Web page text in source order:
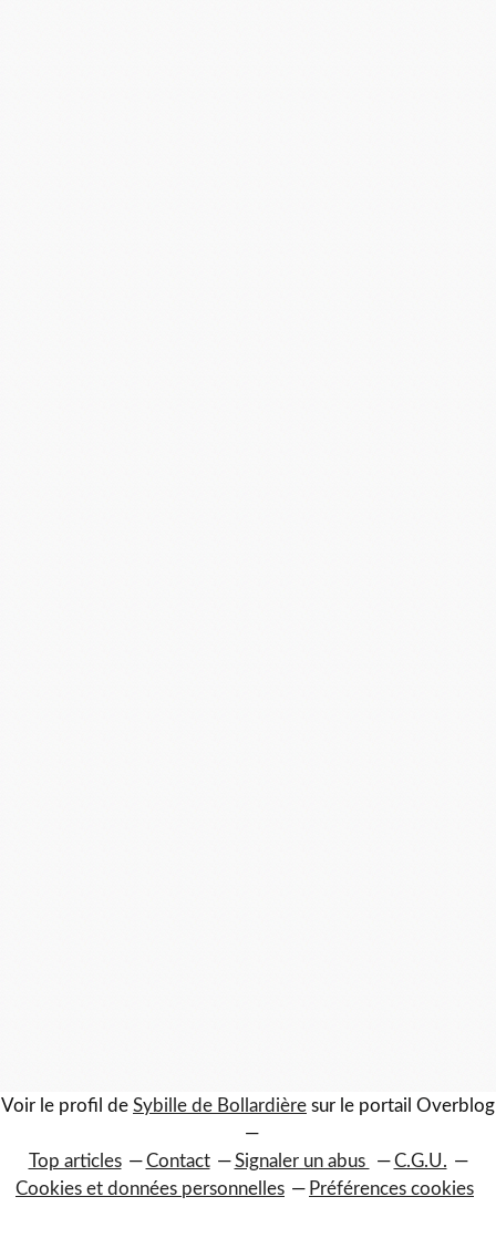
Voir le profil de Sybille de Bollardière sur le portail Overblog
Top articles Contact Signaler un abus
C.G.U.
Cookies et données personnelles
Préférences cookies